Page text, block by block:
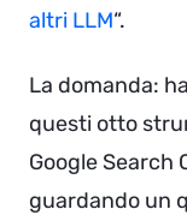
altri LLM“.
La domanda:
questi otto
Google Search
guardando un